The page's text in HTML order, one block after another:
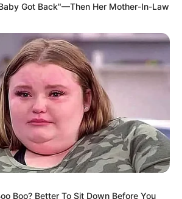
Got Back"—Then Her Mother-In-Law
Boo? Better To Sit Down Before You